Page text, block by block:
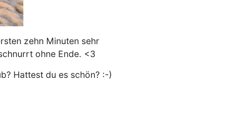
zehn Minuten sehr
ohne Ende. <3
Hattest du es schön? :-)